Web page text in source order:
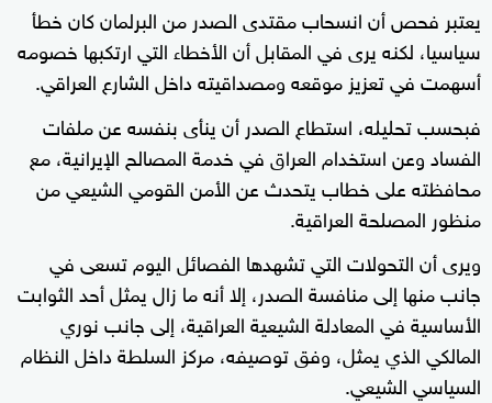
يعتبر فحص أن انسحاب مقتدى الصدر من البرلمان كان خطأ
سياسيا، لكنه يرى في المقابل أن الأخطاء التي ارتكبها خصومه
أسهمت في تعزيز موقعه ومصداقيته داخل الشارع العراقي.
فبحسب تحليله، استطاع الصدر أن ينأى بنفسه عن ملفات
الفساد وعن استخدام العراق في خدمة المصالح الإيرانية، مع
محافظته على خطاب يتحدث عن الأمن القومي الشيعي من
منظور المصلحة العراقية.
ويرى أن التحولات التي تشهدها الفصائل اليوم تسعى في
جانب منها إلى منافسة الصدر، إلا أنه ما زال يمثل أحد الثوابت
الأساسية في المعادلة الشيعية العراقية، إلى جانب نوري
المالكي الذي يمثل، وفق توصيفه، مركز السلطة داخل النظام
السياسي الشيعي.